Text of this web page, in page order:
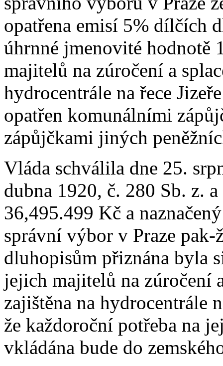
opatřena emisí 5% dílčích
úhrnné jmenovité hodnotě
majitelů na zúročení a
hydrocentrále na řece
opatřen komunálními
zápůjčkami jiných
Vláda schválila dne 25.
dubna 1920, č. 280 Sb. z.
36,495.499 Kč a
správní výbor v Praze
dluhopisům přiznána byla
jejich majitelů na zúročení
zajištěna na hydrocentrále
že každoroční potřeba na
vkládána bude do